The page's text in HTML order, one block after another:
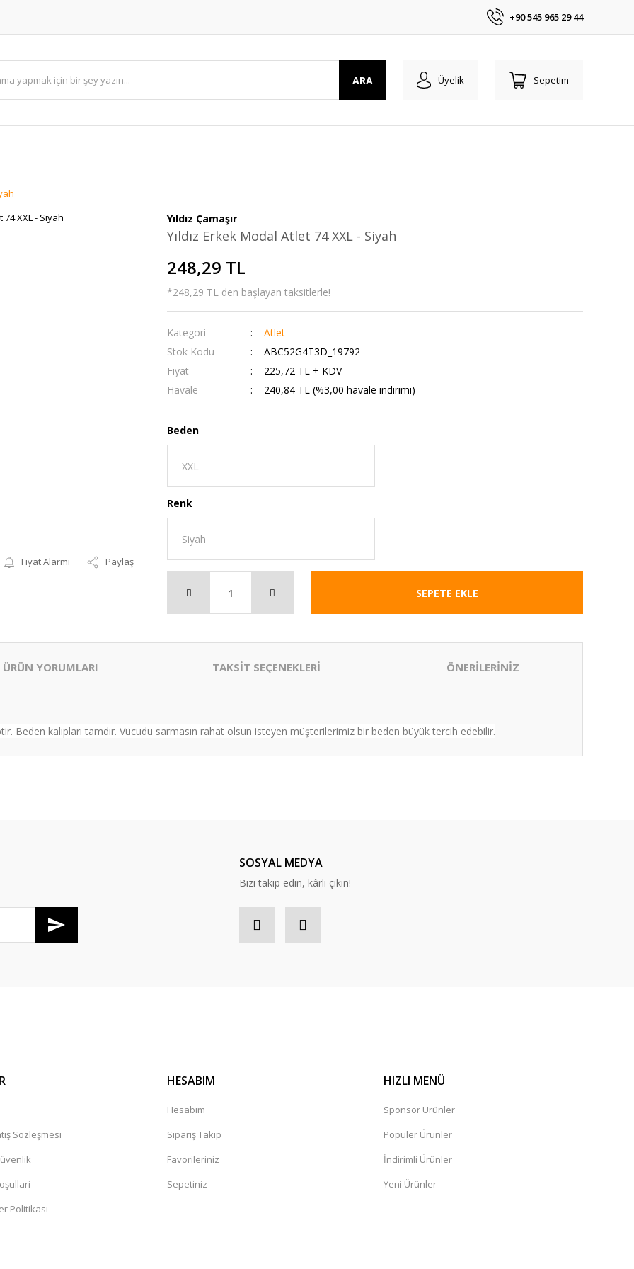
+90 545 965 29 44
ARA Üyelik Sepetim
Fiyat Alarmı Paylaş
Yıldız Çamaşır
Yıldız Erkek Modal Atlet 74 XXL - Siyah
248,29 TL
*248,29 TL den başlayan taksitlerle!
Kategori
Atlet
Stok Kodu
ABC52G4T3D_19792
Fiyat
225,72 TL + KDV
Havale
240,84 TL (%3,00 havale indirimi)
Beden
Renk
SEPETE EKLE
ÜRÜN YORUMLARI TAKSİT SEÇENEKLERİ ÖNERİLERİNİZ
Beden kalıpları tamdır. Vücudu sarmasın rahat olsun isteyen müşterilerimiz bir beden büyük tercih edebilir.
SOSYAL MEDYA
Bizi takip edin, kârlı çıkın!
Sözleşmesi
Politikası
HESABIM
Hesabım
Sipariş Takip
Favorileriniz
Sepetiniz
HIZLI MENÜ
Sponsor Ürünler
Popüler Ürünler
İndirimli Ürünler
Yeni Ürünler